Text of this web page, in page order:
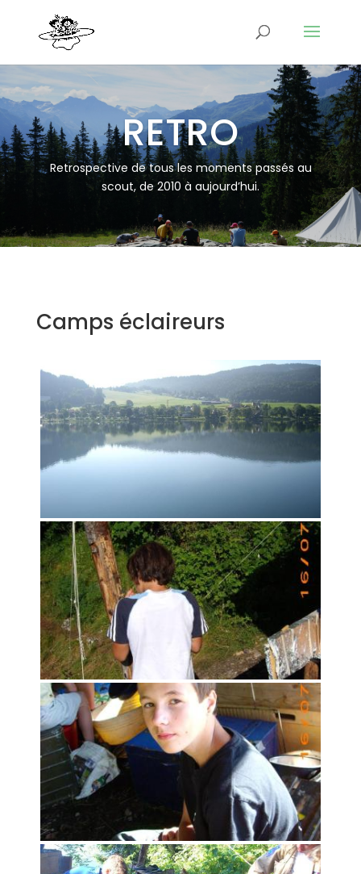
RETRO
Retrospective de tous les moments passés au
scout, de 2010 à aujourd’hui.
Camps éclaireurs